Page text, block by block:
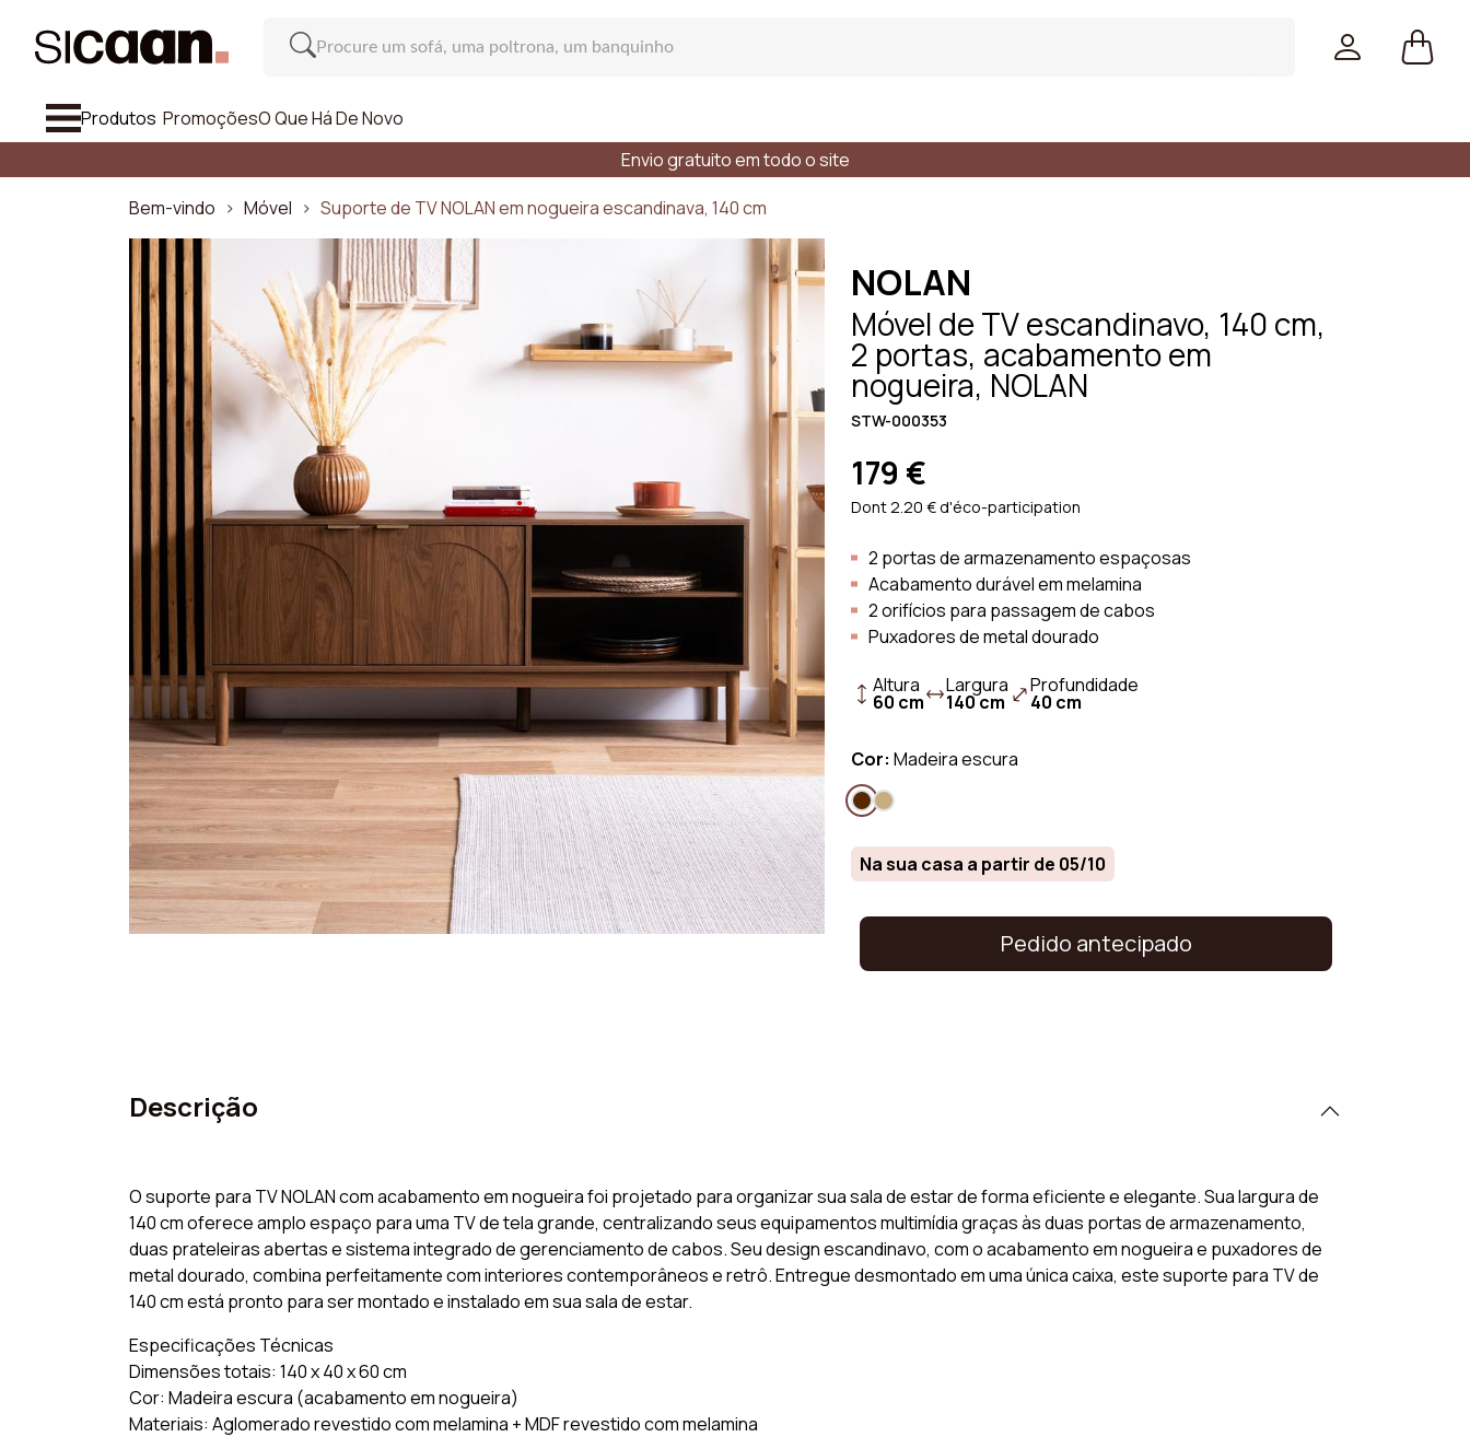
Produtos PromoçõesO Que Há De Novo
Poltronas E Pufes
Cadeira E Banco Alto
Precisar De Ajuda
Sofá reto
Sofá 3 lugares
Sofá 2 lugares
Sofá Escandinavo
Sofá Vintage
Sofá de Tecido
Sofá de Linho
Sofá em veludo cotelê
Sofá cinzento
Sofá Branco
Envio gratuito em todo o site
Bem-vindo
Móvel Suporte de TV NOLAN em nogueira escandinava, 140 cm
NOLAN
Móvel de TV escandinavo, 140 cm,
2 portas, acabamento em
nogueira, NOLAN
STW-000353
179 €
Dont 2.20 € d'éco-participation
2 portas de armazenamento espaçosas
Acabamento durável em melamina
2 orifícios para passagem de cabos
Puxadores de metal dourado
Altura
60 cm
Largura
140 cm
Profundidade
40 cm
Cor: Madeira escura
Na sua casa a partir de 05/10
Pedido antecipado
Descrição
O suporte para TV NOLAN com acabamento em nogueira foi projetado para organizar sua sala de estar de forma eficiente e elegante. Sua largura de
140 cm oferece amplo espaço para uma TV de tela grande, centralizando seus equipamentos multimídia graças às duas portas de armazenamento,
duas prateleiras abertas e sistema integrado de gerenciamento de cabos. Seu design escandinavo, com o acabamento em nogueira e puxadores de
metal dourado, combina perfeitamente com interiores contemporâneos e retrô. Entregue desmontado em uma única caixa, este suporte para TV de
140 cm está pronto para ser montado e instalado em sua sala de estar.
Especificações Técnicas
Dimensões totais: 140 x 40 x 60 cm
Cor: Madeira escura (acabamento em nogueira)
Materiais: Aglomerado revestido com melamina + MDF revestido com melamina